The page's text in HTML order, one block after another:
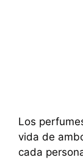
Los
vida de
cada